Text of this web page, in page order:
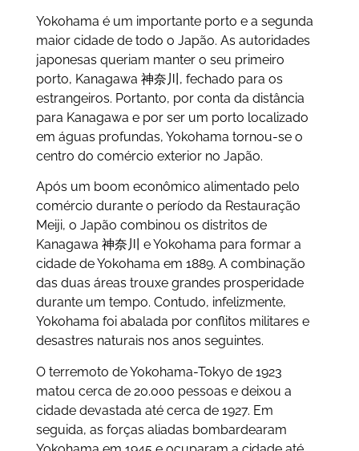
Yokohama é um importante porto e a segunda
maior cidade de todo o Japão. As autoridades
japonesas queriam manter o seu primeiro
porto, Kanagawa 神奈川, fechado para os
estrangeiros. Portanto, por conta da distância
para Kanagawa e por ser um porto localizado
em águas profundas, Yokohama tornou-se o
centro do comércio exterior no Japão.
Após um boom econômico alimentado pelo
comércio durante o período da Restauração
Meiji, o Japão combinou os distritos de
Kanagawa 神奈川 e Yokohama para formar a
cidade de Yokohama em 1889. A combinação
das duas áreas trouxe grandes prosperidade
durante um tempo. Contudo, infelizmente,
Yokohama foi abalada por conflitos militares e
desastres naturais nos anos seguintes.
O terremoto de Yokohama-Tokyo de 1923
matou cerca de 20.000 pessoas e deixou a
cidade devastada até cerca de 1927. Em
seguida, as forças aliadas bombardearam